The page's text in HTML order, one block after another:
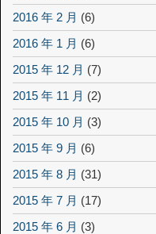
2016 年 2 月 (6)
2016 年 1 月 (6)
2015 年 12 月 (7)
2015 年 11 月 (2)
2015 年 10 月 (3)
2015 年 9 月 (6)
2015 年 8 月 (31)
2015 年 7 月 (17)
2015 年 6 月 (3)